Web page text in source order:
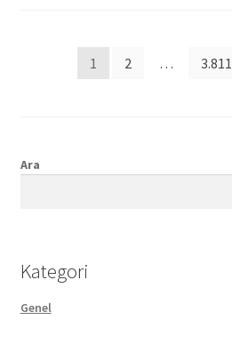
1 2 … 3.811
Ara
Kategori
Genel